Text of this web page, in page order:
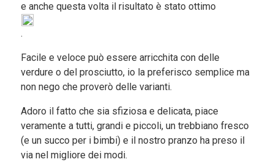
e anche questa volta il risultato è stato ottimo
.
Facile e veloce può essere arricchita con delle
verdure o del prosciutto, io la preferisco semplice ma
non nego che proverò delle varianti.
Adoro il fatto che sia sfiziosa e delicata, piace
veramente a tutti, grandi e piccoli, un trebbiano fresco
(e un succo per i bimbi) e il nostro pranzo ha preso il
via nel migliore dei modi.